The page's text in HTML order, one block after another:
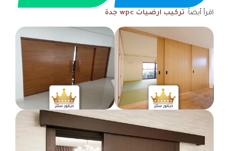
اقرأ أيضاً: تركيب ارضيات wpc جدة